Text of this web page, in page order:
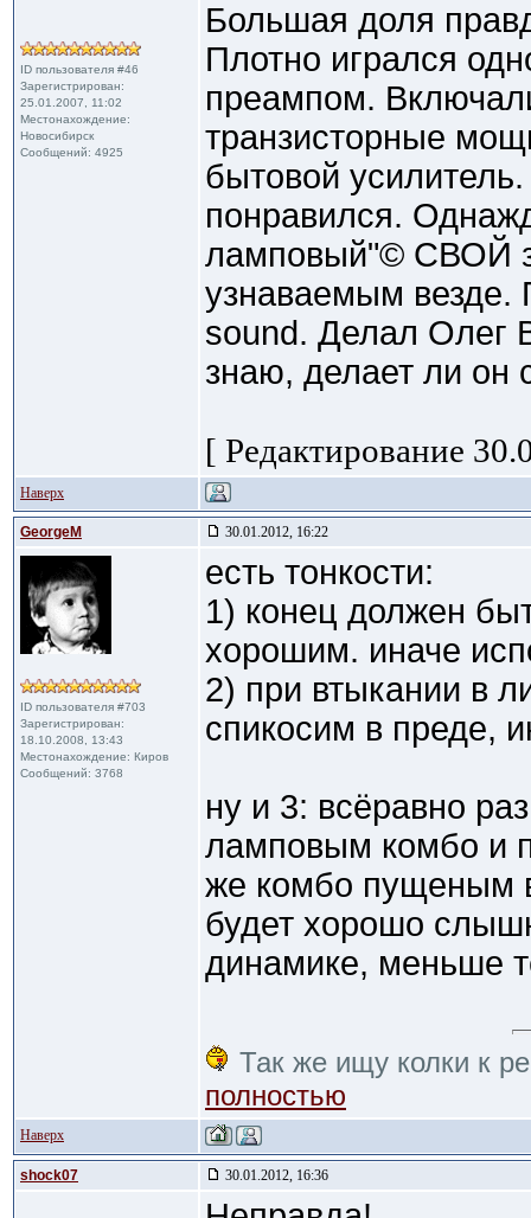
ID пользователя #46
Зарегистрирован:
25.01.2007, 11:02
Местонахождение:
Новосибирск
Сообщений: 4925
Большая доля
Плотно игрался
преампом.
транзисторные
бытовой усилитель.
понравился.
ламповый"© СВОЙ
узнаваемым
sound. Делал Олег
знаю, делает ли он
[ Редактирование
Наверх
GeorgeM 30.01.2012, 16:22
ID пользователя #703
Зарегистрирован:
18.10.2008, 13:43
Местонахождение: Киров
Сообщений: 3768
есть тонкости:
1) конец должен
хорошим. иначе
2) при втыкании в
спикосим в преде,
ну и 3: всёравно
ламповым комбо и
же комбо пущеным
будет хорошо
динамике, меньше
Так же ищу колки к
полностью
Наверх
shock07 30.01.2012, 16:36